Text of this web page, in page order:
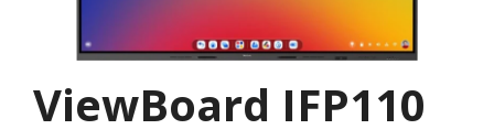
ViewBoard IFP110